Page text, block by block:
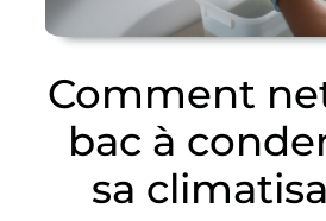
Comment
bac à
sa